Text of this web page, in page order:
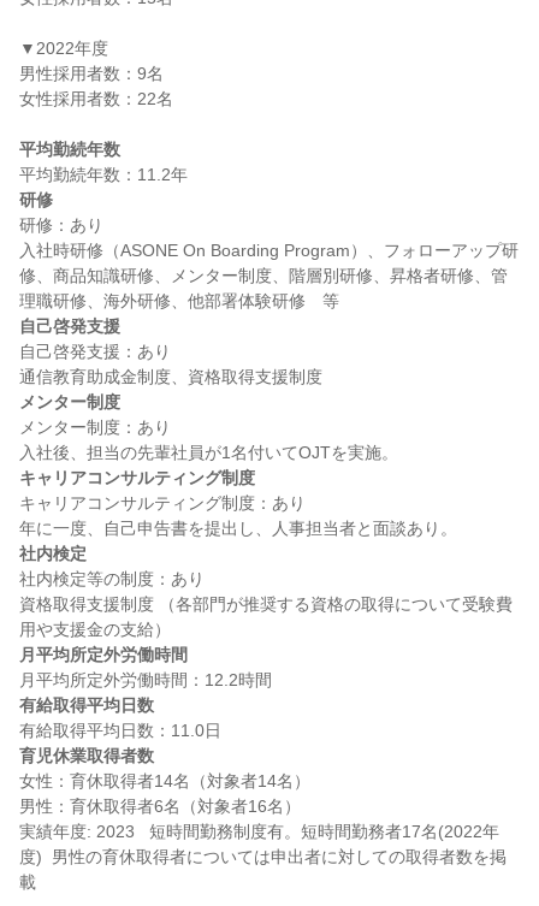
▼2022年度
男性採用者数：9名
女性採用者数：22名
平均勤続年数
研修
研修：あり
入社時研修（ASONE On Boarding Program）、フォローアップ研
修、商品知識研修、メンター制度、階層別研修、昇格者研修、管
自己啓発支援
自己啓発支援：あり
メンター制度
メンター制度：あり
キャリアコンサルティング制度
キャリアコンサルティング制度：あり
社内検定
社内検定等の制度：あり
資格取得支援制度 （各部門が推奨する資格の取得について受験費
月平均所定外労働時間
有給取得平均日数
育児休業取得者数
女性：育休取得者14名（対象者14名）
男性：育休取得者6名（対象者16名）
実績年度: 2023   短時間勤務制度有。短時間勤務者17名(2022年
度)  男性の育休取得者については申出者に対しての取得者数を掲